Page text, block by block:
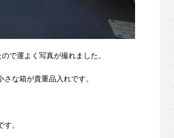
で運よく写真が撮れました。
な箱が貴重品入れです。
。